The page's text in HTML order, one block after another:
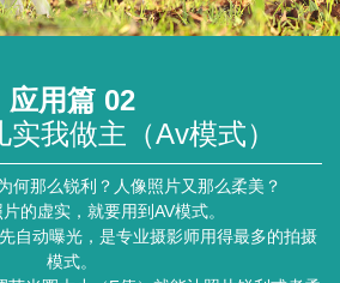
应用篇 02
我做主（Av模式）
何那么锐利？人像照片又那么柔美？
的虚实，就要用到AV模式。
自动曝光，是专业摄影师用得最多的拍摄
模式。